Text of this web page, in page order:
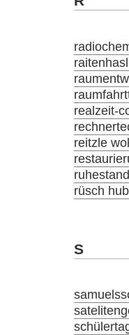
realzeit-
reitzle
rüsch
S